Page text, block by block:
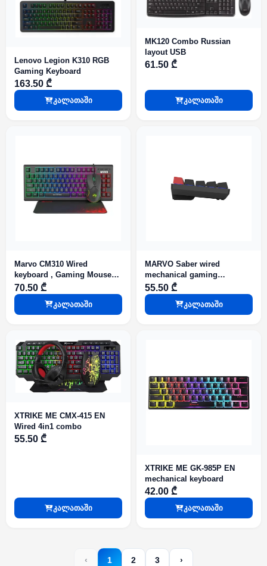
Lenovo Legion K310 RGB
Gaming Keyboard
163.50 ₾
კალათაში
MK120 Combo Russian
layout USB
61.50 ₾
კალათაში
Marvo CM310 Wired
keyboard , Gaming Mouse
And mouse pad Combo
70.50 ₾
კალათაში
MARVO Saber wired
mechanical gaming
keyboard RGB lighting Black
55.50 ₾
კალათაში
XTRIKE ME CMX-415 EN
Wired 4in1 combo
55.50 ₾
კალათაში
XTRIKE ME GK-985P EN
mechanical keyboard
42.00 ₾
კალათაში
‹ 1 2 3 ›